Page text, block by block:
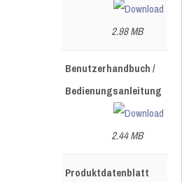
2.98 MB
Benutzerhandbuch /
Bedienungsanleitung
2.44 MB
Produktdatenblatt